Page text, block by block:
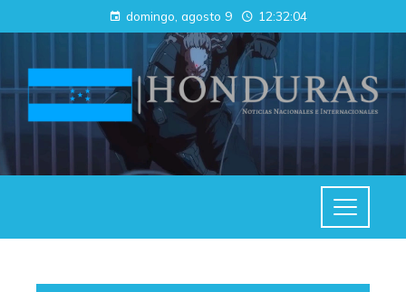
domingo, agosto 9 12:32:06